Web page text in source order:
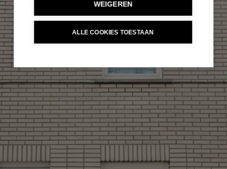
WEIGEREN
ALLE COOKIES TOESTAAN